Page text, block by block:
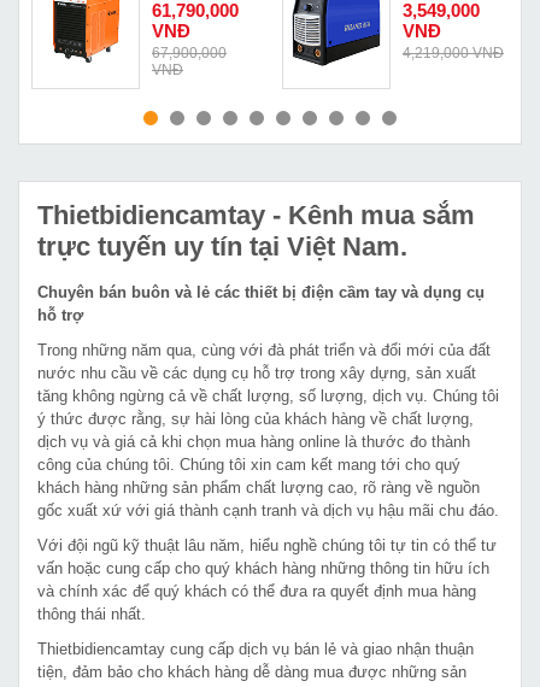
MUA NGAY
61,790,000
VNĐ
67,900,000
VNĐ
MUA NGAY
202GDM
3,549,000
VNĐ
4,219,000 VNĐ
Thietbidiencamtay - Kênh mua sắm
trực tuyến uy tín tại Việt Nam.
Chuyên bán buôn và lẻ các thiết bị điện cầm tay và dụng cụ
hỗ trợ
Trong những năm qua, cùng với đà phát triển và đổi mới của đất
nước nhu cầu về các dụng cụ hỗ trợ trong xây dựng, sản xuất
tăng không ngừng cả về chất lượng, số lượng, dịch vụ. Chúng tôi
ý thức được rằng, sự hài lòng của khách hàng về chất lượng,
dịch vụ và giá cả khi chọn mua hàng online là thước đo thành
công của chúng tôi. Chúng tôi xin cam kết mang tới cho quý
khách hàng những sản phẩm chất lượng cao, rõ ràng về nguồn
gốc xuất xứ với giá thành cạnh tranh và dịch vụ hậu mãi chu đáo.
Với đội ngũ kỹ thuật lâu năm, hiểu nghề chúng tôi tự tin có thể tư
vấn hoặc cung cấp cho quý khách hàng những thông tin hữu ích
và chính xác để quý khách có thể đưa ra quyết định mua hàng
thông thái nhất.
Thietbidiencamtay cung cấp dịch vụ bán lẻ và giao nhận thuận
tiện, đảm bảo cho khách hàng dễ dàng mua được những sản